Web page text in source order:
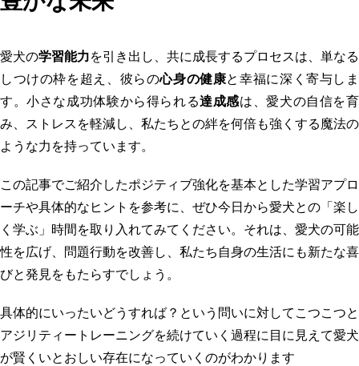
愛犬の学習能力を引き出し、共に成長するプロセスは、単なる
しつけの枠を超え、彼らの心身の健康と幸福に深く寄与しま
す。小さな成功体験から得られる達成感は、愛犬の自信を育
み、ストレスを軽減し、私たちとの絆を何倍も強くする魔法の
ような力を持っています。
この記事でご紹介したポジティブ強化を基本とした学習アプロ
ーチや具体的なヒントを参考に、ぜひ今日から愛犬との「楽し
く学ぶ」時間を取り入れてみてください。それは、愛犬の可能
性を広げ、問題行動を改善し、私たち自身の生活にも新たな喜
びと発見をもたらすでしょう。
具体的にいったいどうすれば？という問いに対してこつこつと
アジリティートレーニングを続けていく過程に目に見えて愛犬
が賢くいとおしい存在になっていくのがわかります